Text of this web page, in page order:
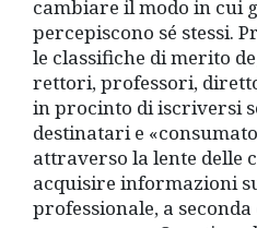
cambiare il modo in cui
percepiscono sé stessi.
le classifiche di merito
rettori, professori,
in procinto di iscriversi
destinatari e
attraverso la lente delle
acquisire informazioni
professionale, a